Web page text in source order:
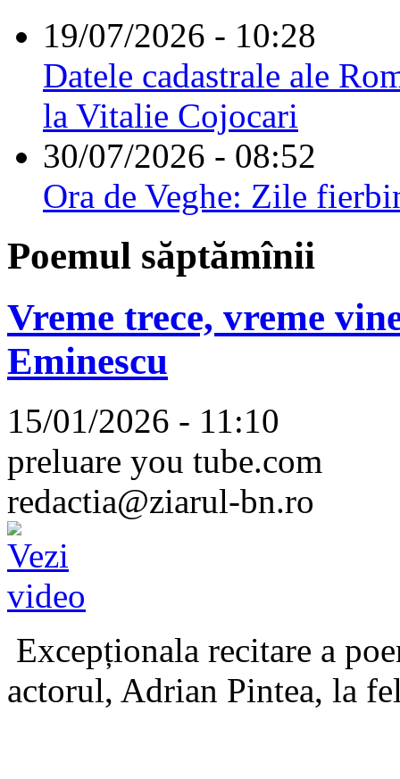
19/07/2026 - 10:28
Datele cadastrale ale
la Vitalie Cojocari
30/07/2026 - 08:52
Ora de Veghe: Zile
Poemul săptămînii
Vreme trece, vreme
Eminescu
15/01/2026 - 11:10
preluare you tube.com
redactia@ziarul-bn.ro
Excepționala recitare a
actorul, Adrian Pintea, la